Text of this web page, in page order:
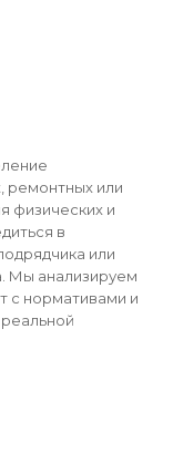
ремонтных или
физических и
в
или
Мы анализируем
с нормативами и